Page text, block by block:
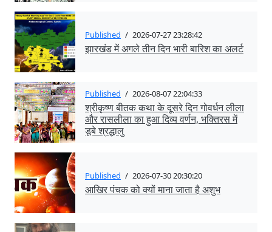
Published / 2026-07-27 23:28:42
झारखंड में अगले तीन दिन भारी बारिश का अलर्ट
Published / 2026-08-07 22:04:33
श्रीकृष्ण बीतक कथा के दूसरे दिन गोवर्धन लीला
और रासलीला का हुआ दिव्य वर्णन, भक्तिरस में
डूबे श्रद्धालु
Published / 2026-07-30 20:30:20
आखिर पंचक को क्यों माना जाता है अशुभ